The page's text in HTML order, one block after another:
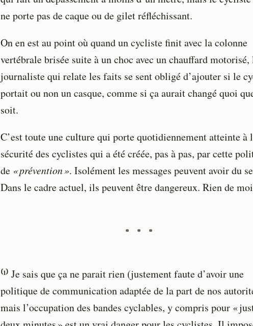
ne porte pas de caque ou de gilet réfléchissant.
On en est au point où quand un cycliste finit avec la colonne
vertébrale brisée suite à un choc avec un chauffard motorisé,
journaliste qui relate les faits se sent obligé d’ajouter si le
portait ou non un casque, comme si ça aurait changé quoi
soit.
C’est toute une culture qui porte quotidiennement atteinte à
sécurité des cyclistes qui a été créée, pas à pas, par cette
de « prévention ». Isolément les messages peuvent avoir du
Dans le cadre actuel, ils peuvent être dangereux. Rien de
⁽¹⁾ Je sais que ça ne parait rien (justement faute d’avoir une
politique de communication adaptée de la part de nos
mais l’occupation des bandes cyclables, y compris pour «